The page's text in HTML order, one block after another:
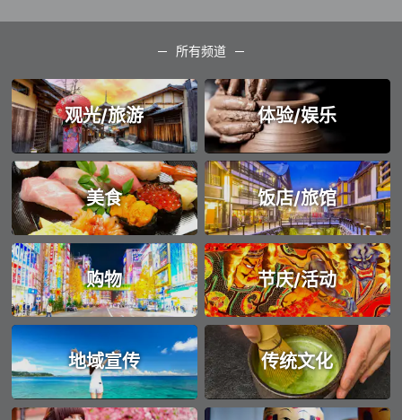
所有频道
观光/旅游 体验/娱乐
美食 饭店/旅馆
购物 节庆/活动
地域宣传 传统文化